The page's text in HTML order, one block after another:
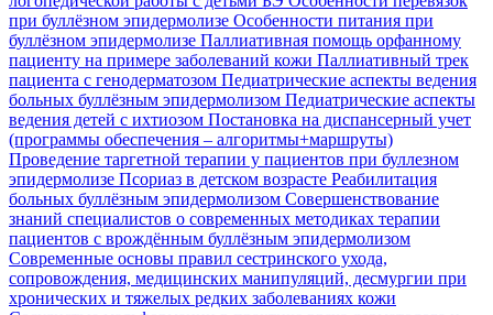
при буллёзном эпидермолизе Особенности питания при
буллёзном эпидермолизе Паллиативная помощь орфанному
пациенту на примере заболеваний кожи Паллиативный трек
пациента с генодерматозом Педиатрические аспекты ведения
больных буллёзным эпидермолизом Педиатрические аспекты
ведения детей с ихтиозом Постановка на диспансерный учет
(программы обеспечения – алгоритмы+маршруты)
Проведение таргетной терапии у пациентов при буллезном
эпидермолизе Псориаз в детском возрасте Реабилитация
больных буллёзным эпидермолизом Совершенствование
знаний специалистов о современных методиках терапии
пациентов с врождённым буллёзным эпидермолизом
Современные основы правил сестринского ухода,
сопровождения, медицинских манипуляций, десмургии при
хронических и тяжелых редких заболеваниях кожи